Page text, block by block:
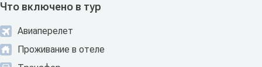
Что включено в тур
Авиаперелет
Проживание в отеле